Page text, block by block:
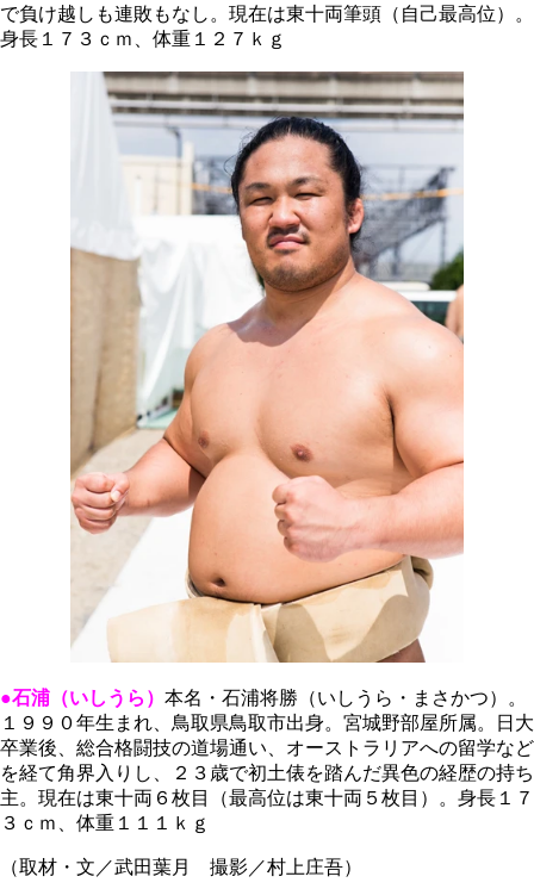
で負け越しも連敗もなし。現在は東十両筆頭（自己最高位）。
身長１７３ｃｍ、体重１２７ｋｇ
●石浦（いしうら） 本名・石浦将勝（いしうら・まさかつ）。
１９９０年生まれ、鳥取県鳥取市出身。宮城野部屋所属。日大
卒業後、総合格闘技の道場通い、オーストラリアへの留学など
を経て角界入りし、２３歳で初土俵を踏んだ異色の経歴の持ち
主。現在は東十両６枚目（最高位は東十両５枚目）。身長１７
３ｃｍ、体重１１１ｋｇ
（取材・文／武田葉月 撮影／村上庄吾）